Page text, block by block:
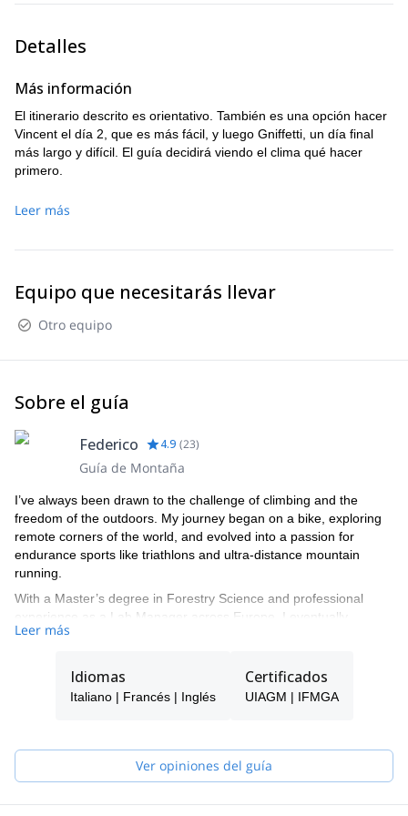
Regresamos al refugio de montaña para tomar nuestras
cosas y bajar a Gressoney.
Ascenso/descenso: + 1200 m /- 1500 m
Detalles
Más información
El itinerario descrito es orientativo. También es una opción hacer
Vincent el día 2, que es más fácil, y luego Gniffetti, un día final
más largo y difícil. El guía decidirá viendo el clima qué hacer
primero.
Leer más
Equipo que necesitarás llevar
Otro equipo
Sobre el guía
Federico 4.9 (23)
Guía de Montaña
I’ve always been drawn to the challenge of climbing and the
freedom of the outdoors. My journey began on a bike, exploring
remote corners of the world, and evolved into a passion for
endurance sports like triathlons and ultra-distance mountain
running.
With a Master’s degree in Forestry Science and professional
experience as a Lab Manager across Europe, I eventually
decided to turn my lifelong passion into a career. Becoming a
rhythm of the mountains and share my love for adventure with
through the warmer months.
Each person’s ambitions are unique, and I design custom
Leer más
Idiomas
Italiano | Francés | Inglés
Certificados
UIAGM | IFMGA
Ver opiniones del guía